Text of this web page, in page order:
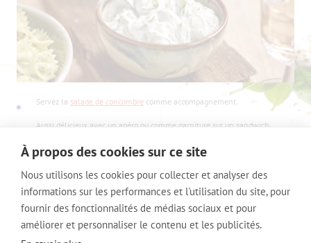
À propos des cookies sur ce site
Nous utilisons les cookies pour collecter et analyser des
informations sur les performances et l'utilisation du site, pour
fournir des fonctionnalités de médias sociaux et pour
améliorer et personnaliser le contenu et les publicités.
Servez la salade de concombre comme accompagnement.
Aussi délicieux avec un apéro ou comme garniture sur un sandwich.
VOET
© 2014 - 2020 Signature Foods
Règlement des points de fidélité
Avis de confidentialité